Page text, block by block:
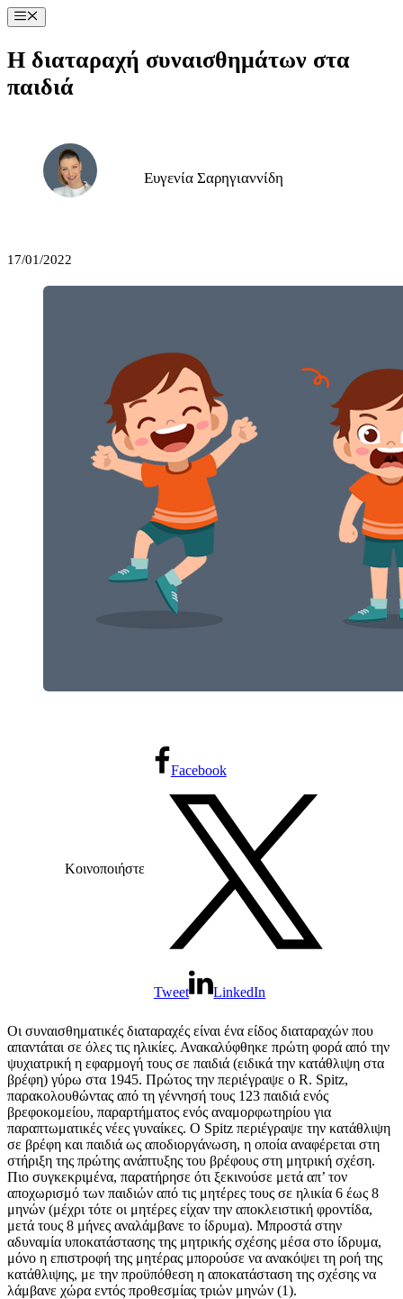
Μετάβαση
σε
Μενού
Η διαταραχή συναισθημάτων στα
παιδιά
Ευγενία Σαρηγιαννίδη
17/01/2022
Κοινοποιήστε
Facebook
Tweet LinkedIn
Οι συναισθηματικές διαταραχές είναι ένα είδος διαταραχών που
απαντάται σε όλες τις ηλικίες. Ανακαλύφθηκε πρώτη φορά από την
ψυχιατρική η εφαρμογή τους σε παιδιά (ειδικά την κατάθλιψη στα
βρέφη) γύρω στα 1945. Πρώτος την περιέγραψε ο R. Spitz,
παρακολουθώντας από τη γέννησή τους 123 παιδιά ενός
βρεφοκομείου, παραρτήματος ενός αναμορφωτηρίου για
παραπτωματικές νέες γυναίκες. Ο Spitz περιέγραψε την κατάθλιψη
σε βρέφη και παιδιά ως αποδιοργάνωση, η οποία αναφέρεται στη
στήριξη της πρώτης ανάπτυξης του βρέφους στη μητρική σχέση.
Πιο συγκεκριμένα, παρατήρησε ότι ξεκινούσε μετά απ’ τον
αποχωρισμό των παιδιών από τις μητέρες τους σε ηλικία 6 έως 8
μηνών (μέχρι τότε οι μητέρες είχαν την αποκλειστική φροντίδα,
μετά τους 8 μήνες αναλάμβανε το ίδρυμα). Μπροστά στην
αδυναμία υποκατάστασης της μητρικής σχέσης μέσα στο ίδρυμα,
μόνο η επιστροφή της μητέρας μπορούσε να ανακόψει τη ροή της
κατάθλιψης, με την προϋπόθεση η αποκατάσταση της σχέσης να
λάμβανε χώρα εντός προθεσμίας τριών μηνών (1).